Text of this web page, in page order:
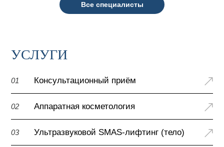
Все специалисты
УСЛУГИ
01 Консультационный приём
02 Аппаратная косметология
03 Ультразвуковой SMAS-лифтинг (тело)